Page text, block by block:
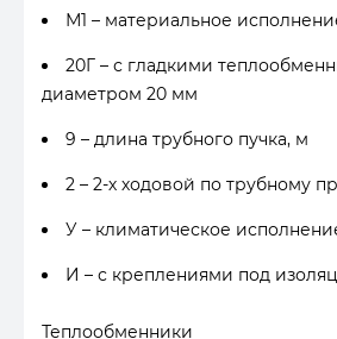
М1 – материальное
20Г – с гладкими
диаметром 20 мм
9 – длина трубного пучка, м
2 – 2-х ходовой по трубному
У – климатическое
И – с креплениями под
Теплообменники